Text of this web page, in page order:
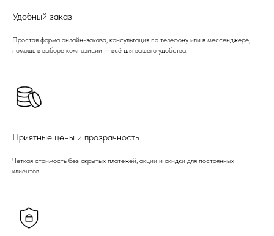
Удобный заказ
Простая форма онлайн-заказа, консультация по телефону или в мессенджере,
помощь в выборе композиции — всё для вашего удобства.
Приятные цены и прозрачность
Четкая стоимость без скрытых платежей, акции и скидки для постоянных
клиентов.